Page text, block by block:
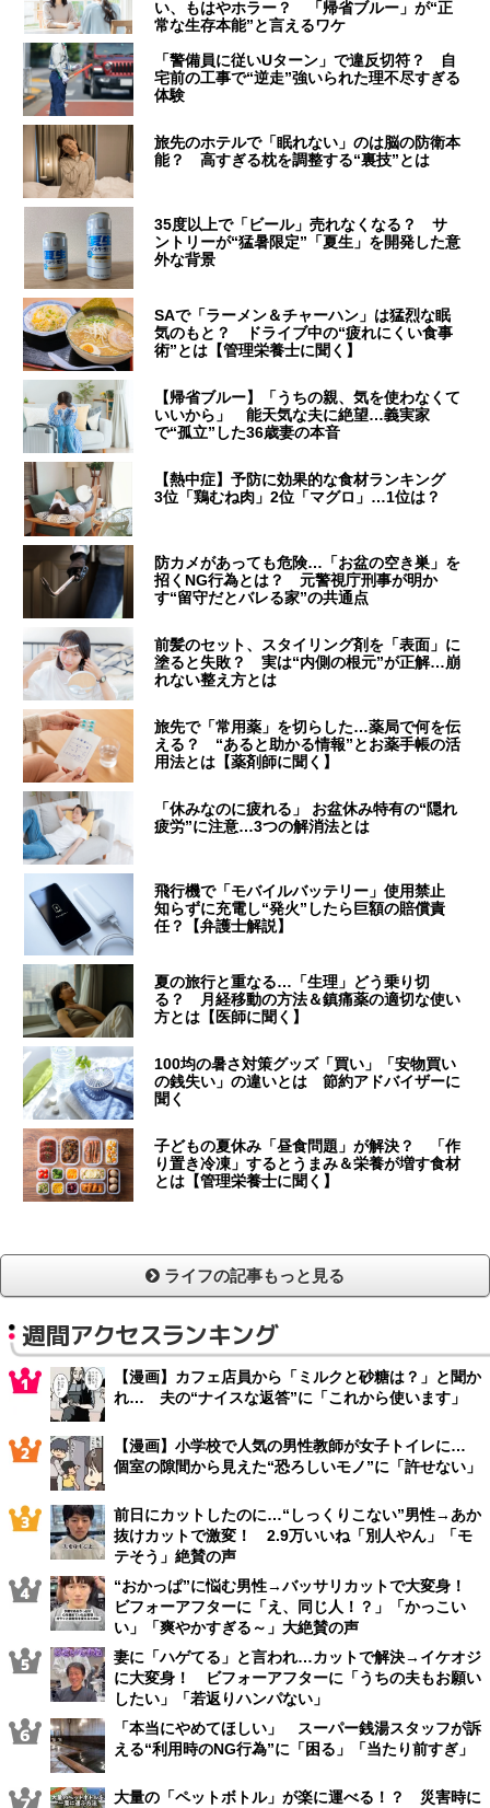
い、もはやホラー？ 「帰省ブルー」が“正
常な生存本能”と言えるワケ
「警備員に従いUターン」で違反切符？ 自
宅前の工事で“逆走”強いられた理不尽すぎる
体験
旅先のホテルで「眠れない」のは脳の防衛本
能？ 高すぎる枕を調整する“裏技”とは
35度以上で「ビール」売れなくなる？ サ
ントリーが“猛暑限定”「夏生」を開発した意
外な背景
SAで「ラーメン＆チャーハン」は猛烈な眠
気のもと？ ドライブ中の“疲れにくい食事
術”とは【管理栄養士に聞く】
【帰省ブルー】「うちの親、気を使わなくて
いいから」 能天気な夫に絶望…義実家
で“孤立”した36歳妻の本音
【熱中症】予防に効果的な食材ランキング
3位「鶏むね肉」2位「マグロ」…1位は？
防カメがあっても危険…「お盆の空き巣」を
招くNG行為とは？ 元警視庁刑事が明か
す“留守だとバレる家”の共通点
前髪のセット、スタイリング剤を「表面」に
塗ると失敗？ 実は“内側の根元”が正解…崩
れない整え方とは
旅先で「常用薬」を切らした…薬局で何を伝
える？ “あると助かる情報”とお薬手帳の活
用法とは【薬剤師に聞く】
「休みなのに疲れる」 お盆休み特有の“隠れ
疲労”に注意…3つの解消法とは
飛行機で「モバイルバッテリー」使用禁止
知らずに充電し“発火”したら巨額の賠償責
任？【弁護士解説】
夏の旅行と重なる…「生理」どう乗り切
る？ 月経移動の方法＆鎮痛薬の適切な使い
方とは【医師に聞く】
100均の暑さ対策グッズ「買い」「安物買い
の銭失い」の違いとは 節約アドバイザーに
聞く
子どもの夏休み「昼食問題」が解決？ 「作
り置き冷凍」するとうまみ＆栄養が増す食材
とは【管理栄養士に聞く】
ライフの記事もっと見る
週間アクセスランキング
【漫画】カフェ店員から「ミルクと砂糖は？」と聞か
れ… 夫の“ナイスな返答”に「これから使います」
【漫画】小学校で人気の男性教師が女子トイレに…
個室の隙間から見えた“恐ろしいモノ”に「許せない」
前日にカットしたのに…“しっくりこない”男性→あか
抜けカットで激変！ 2.9万いいね「別人やん」「モ
テそう」絶賛の声
“おかっぱ”に悩む男性→バッサリカットで大変身！
ビフォーアフターに「え、同じ人！？」「かっこい
い」「爽やかすぎる～」大絶賛の声
妻に「ハゲてる」と言われ…カットで解決→イケオジ
に大変身！ ビフォーアフターに「うちの夫もお願い
したい」「若返りハンパない」
「本当にやめてほしい」 スーパー銭湯スタッフが訴
える“利用時のNG行為”に「困る」「当たり前すぎ」
大量の「ペットボトル」が楽に運べる！？ 災害時に